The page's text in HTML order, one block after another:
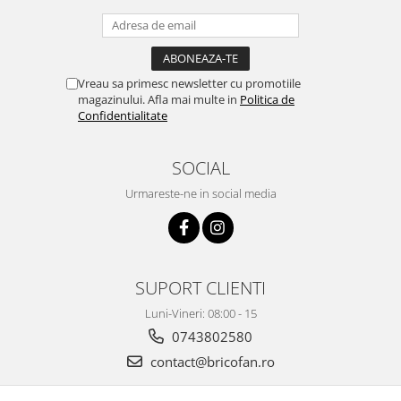
Polizoare electrice
Accesorii polizoare electrice de
Accesorii polizoare unghiulare
Adaptoare taiere lant pentru
Polizoare electrice de banc
Polizoare unghiulare electrice
Slefuitoare pereti electrice
Accesorii slefuitoare electrice
Slefuitoare electrice cu aspirator
Slefuitoare electrice cu banda
Slefuitoare pe vibratii
Vreau sa primesc newsletter cu promotiile
magazinului. Afla mai multe in Politica de
Confidentialitate
SOCIAL
Urmareste-ne in social media
SUPORT CLIENTI
Luni-Vineri: 08:00 - 15
0743802580
contact@bricofan.ro